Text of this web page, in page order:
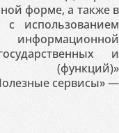
форме, а также в
с использованием
информационной
и
(функций)»
сервисы» —